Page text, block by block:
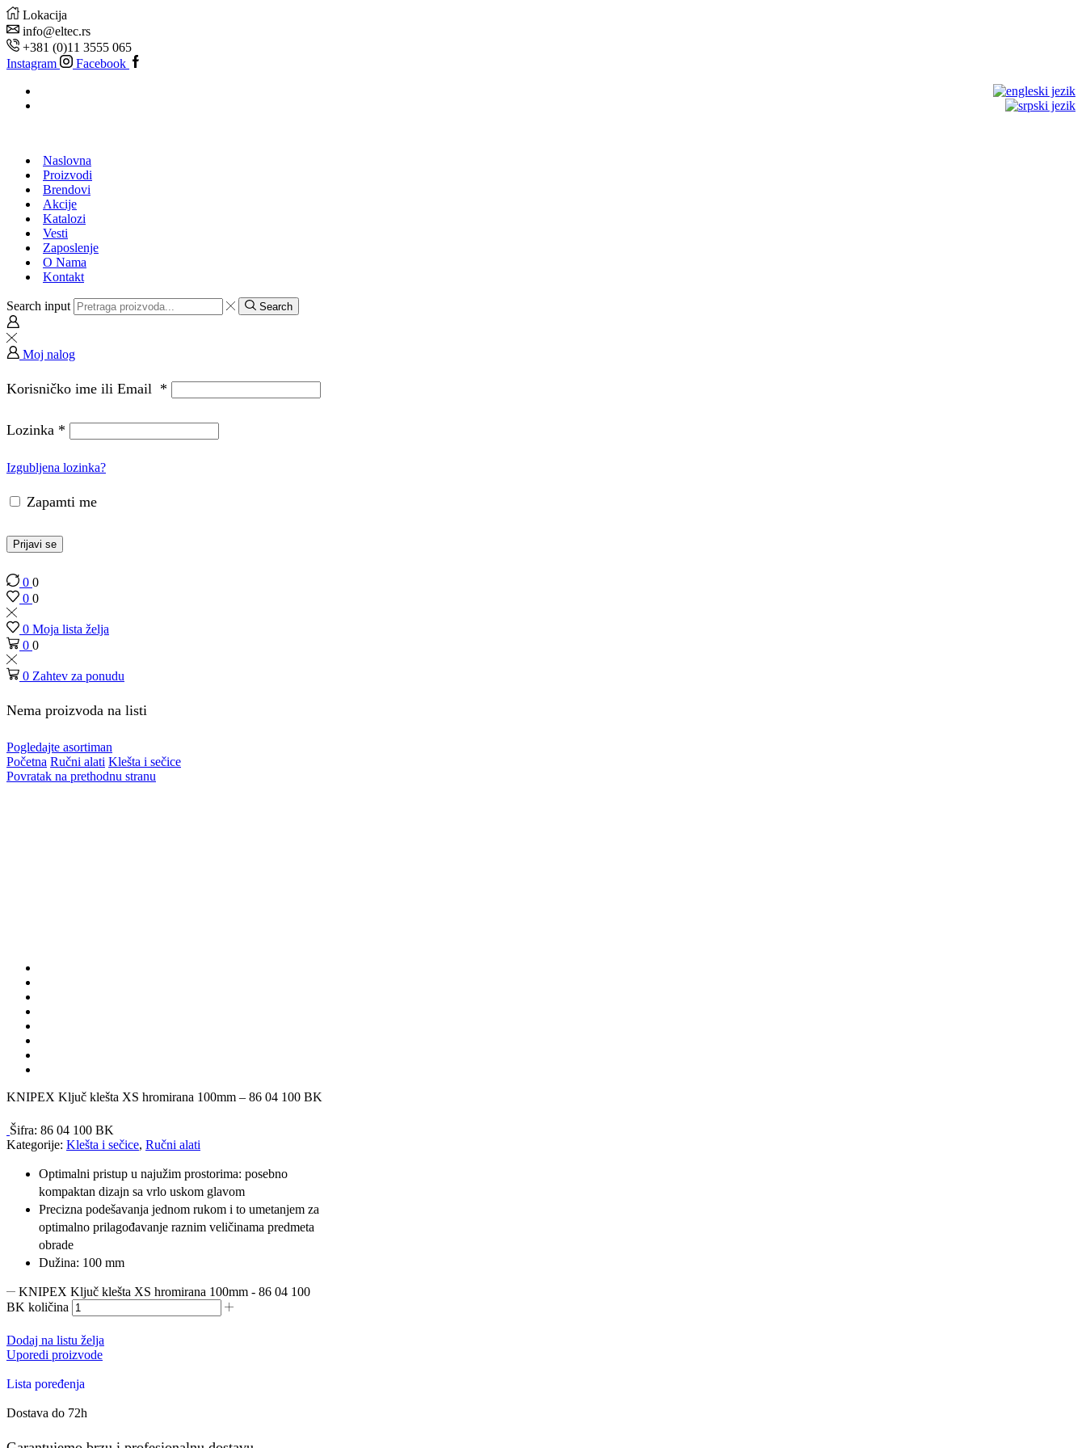
Lokacija
info@eltec.rs
+381 (0)11 3555 065
Instagram
Facebook
Naslovna
Proizvodi
Brendovi
Akcije
Katalozi
Vesti
Zaposlenje
O Nama
Kontakt
Search input Search
Moj nalog
Korisničko ime ili Email *
Lozinka *
Izgubljena lozinka?
Zapamti me
Prijavi se
0 0
0 0
0 Moja lista želja
0 0
0 Zahtev za ponudu
Nema proizvoda na listi
Pogledajte asortiman
Početna Ručni alati Klešta i sečice
Povratak na prethodnu stranu
KNIPEX Ključ klešta XS hromirana 100mm – 86 04 100 BK
Šifra: 86 04 100 BK
Kategorije: Klešta i sečice, Ručni alati
Optimalni pristup u najužim prostorima: posebno
kompaktan dizajn sa vrlo uskom glavom
Precizna podešavanja jednom rukom i to umetanjem za
optimalno prilagođavanje raznim veličinama predmeta
obrade
Dužina: 100 mm
KNIPEX Ključ klešta XS hromirana 100mm - 86 04 100
BK količina
Dodaj na listu želja
Uporedi proizvode
Lista poređenja
Dostava do 72h